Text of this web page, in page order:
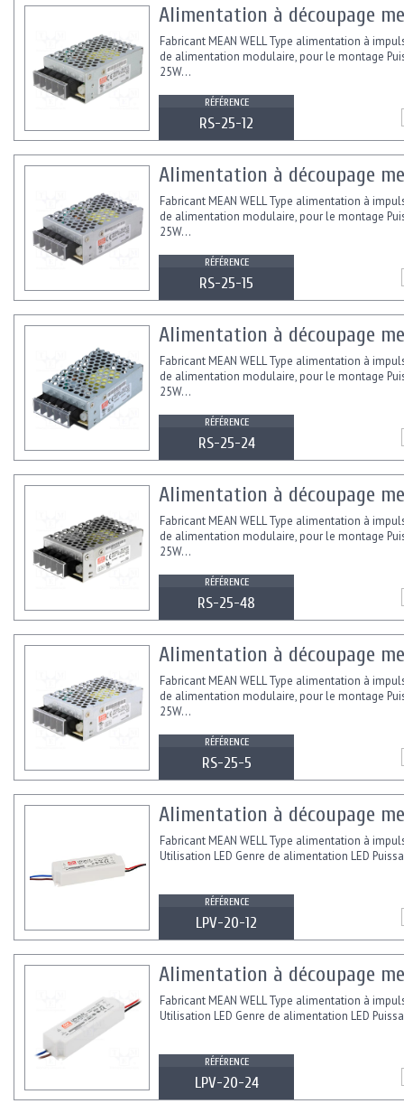
Alimentation à découpage
Fabricant MEAN WELL Type alimentation à
de alimentation modulaire, pour le montage
25W...
RÉFÉRENCE
RS-25-12
Alimentation à découpage
Fabricant MEAN WELL Type alimentation à
de alimentation modulaire, pour le montage
25W...
RÉFÉRENCE
RS-25-15
Alimentation à découpage
Fabricant MEAN WELL Type alimentation à
de alimentation modulaire, pour le montage
25W...
RÉFÉRENCE
RS-25-24
Alimentation à découpage
Fabricant MEAN WELL Type alimentation à
de alimentation modulaire, pour le montage
25W...
RÉFÉRENCE
RS-25-48
Alimentation à découpage
Fabricant MEAN WELL Type alimentation à
de alimentation modulaire, pour le montage
25W...
RÉFÉRENCE
RS-25-5
Alimentation à découpage
Fabricant MEAN WELL Type alimentation à
Utilisation LED Genre de alimentation LED
RÉFÉRENCE
LPV-20-12
Alimentation à découpage
Fabricant MEAN WELL Type alimentation à
Utilisation LED Genre de alimentation LED
RÉFÉRENCE
LPV-20-24